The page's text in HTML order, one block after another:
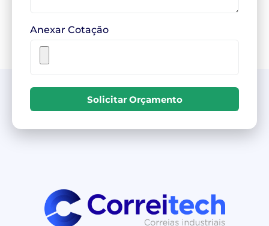
Anexar Cotação
Solicitar Orçamento